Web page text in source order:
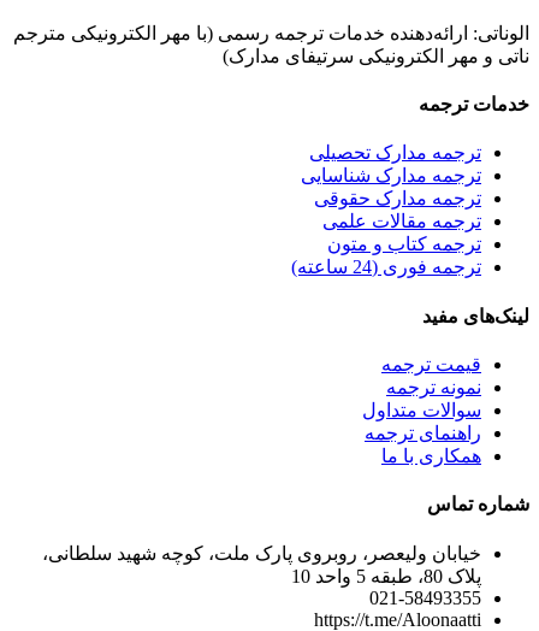
الوناتی: ارائه‌دهنده خدمات ترجمه رسمی (با مهر الکترونیکی مترجم
ناتی و مهر الکترونیکی سرتیفای مدارک)
خدمات ترجمه
ترجمه مدارک تحصیلی
ترجمه مدارک شناسایی
ترجمه مدارک حقوقی
ترجمه مقالات علمی
ترجمه کتاب و متون
ترجمه فوری (24 ساعته)
لینک‌های مفید
قیمت ترجمه
نمونه ترجمه
سوالات متداول
راهنمای ترجمه
همکاری با ما
شماره تماس
خیابان ولیعصر، روبروی پارک ملت، کوچه شهید سلطانی،
پلاک 80، طبقه 5 واحد 10
021-58493355
https://t.me/Aloonaatti